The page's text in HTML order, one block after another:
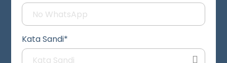
Kata Sandi*